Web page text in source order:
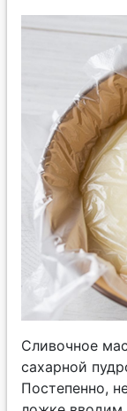
Сливочное
сахарной
Постепенно,